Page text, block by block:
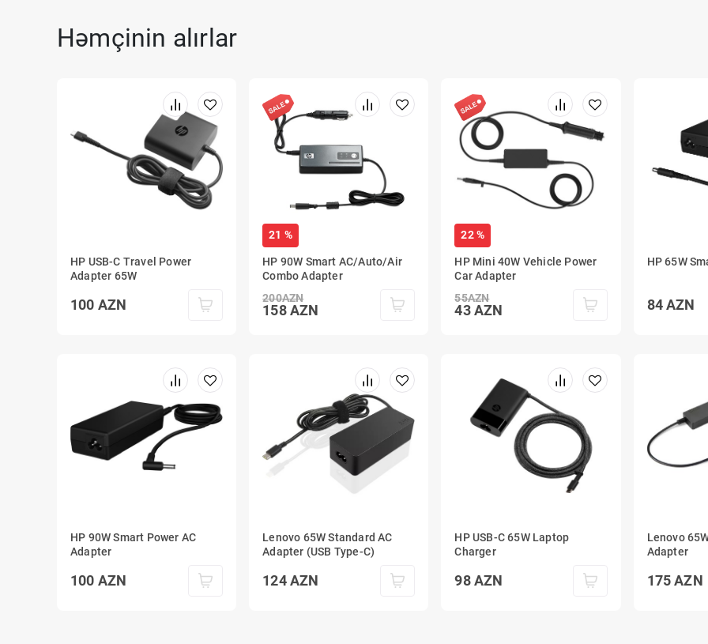
Həmçinin alırlar
HP USB-C Travel Power
Adapter 65W
100 AZN
21 %
HP 90W Smart AC/Auto/Air
Combo Adapter
200AZN
158 AZN
22 %
HP Mini 40W Vehicle Power
Car Adapter
55AZN
43 AZN
HP 65W
84AZN
HP 90W Smart Power AC
Adapter
100 AZN
Lenovo 65W Standard AC
Adapter (USB Type-C)
124 AZN
HP USB-C 65W Laptop
Charger
98 AZN
Lenovo
Adapter
175AZN